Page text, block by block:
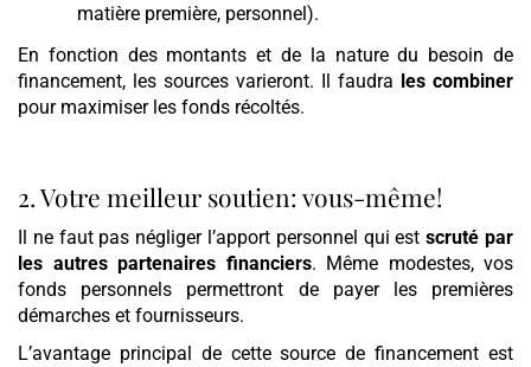
matière première, personnel).
En fonction des montants et de la nature du besoin de
financement, les sources varieront. Il faudra les combiner
pour maximiser les fonds récoltés.
2. Votre meilleur soutien: vous-même!
Il ne faut pas négliger l’apport personnel qui estscruté par
les autres partenaires financiers. Même modestes, vos
fonds personnels permettront de payer les premières
démarches et fournisseurs.
L’avantage principal de cette source de financement est